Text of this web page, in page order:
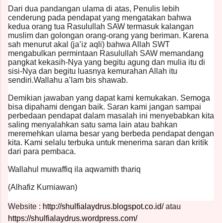
Dari dua pandangan ulama di atas, Penulis lebih
cenderung pada pendapat yang mengatakan bahwa
kedua orang tua Rasulullah SAW termasuk kalangan
muslim dan golongan orang-orang yang beriman. Karena
sah menurut akal (ja’iz aqli) bahwa Allah SWT
mengabulkan permintaan Rasulullah SAW memandang
pangkat kekasih-Nya yang begitu agung dan mulia itu di
sisi-Nya dan begitu luasnya kemurahan Allah itu
sendiri.Wallahu a’lam bis shawab.
Demikian jawaban yang dapat kami kemukakan. Semoga
bisa dipahami dengan baik. Saran kami jangan sampai
perbedaan pendapat dalam masalah ini menyebabkan kita
saling menyalahkan satu sama lain atau bahkan
meremehkan ulama besar yang berbeda pendapat dengan
kita. Kami selalu terbuka untuk menerima saran dan kritik
dari para pembaca.
Wallahul muwaffiq ila aqwamith thariq
(Alhafiz Kurniawan)
Website : http://shulfialaydrus.blogspot.co.id/atau
https://shulfialaydrus.wordpress.com/